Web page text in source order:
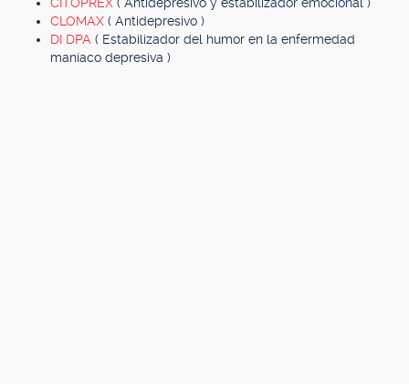
CLOMAX ( Antidepresivo )
DI DPA ( Estabilizador del humor en la enfermedad
maníaco depresiva )